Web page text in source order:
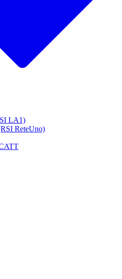
LA1)
ReteUno)